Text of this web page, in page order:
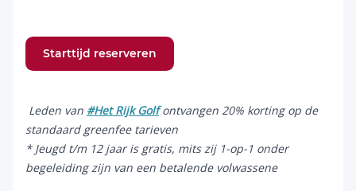
Starttijd reserveren
Leden van #Het Rijk Golfontvangen 20% korting op de
standaard greenfee tarieven
* Jeugd t/m 12 jaar is gratis, mits zij 1-op-1 onder
begeleiding zijn van een betalende volwassene